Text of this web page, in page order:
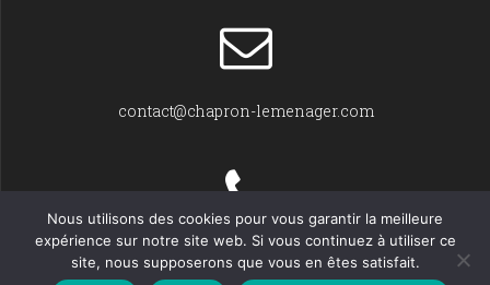
contact@chapron-lemenager.com
+33 (0)2 31 22 02 55
Nous utilisons des cookies pour vous garantir la meilleure
expérience sur notre site web. Si vous continuez à utiliser ce
site, nous supposerons que vous en êtes satisfait.